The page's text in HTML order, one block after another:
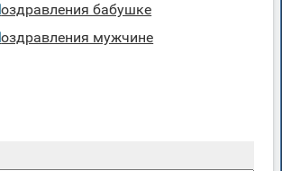
Поздравления бабушке
Поздравления мужчине